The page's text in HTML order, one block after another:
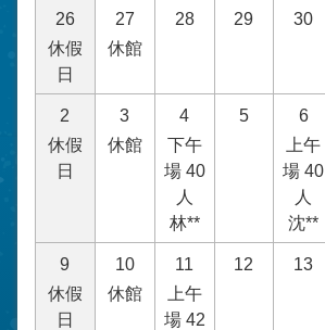
26
休假
日
27
休館
28 29 30
2
休假
日
3
休館
4
下午
場 40
人
林**
5
6
上午
場 40
人
沈**
9
休假
日
10
休館
11
上午
場 42
12 13